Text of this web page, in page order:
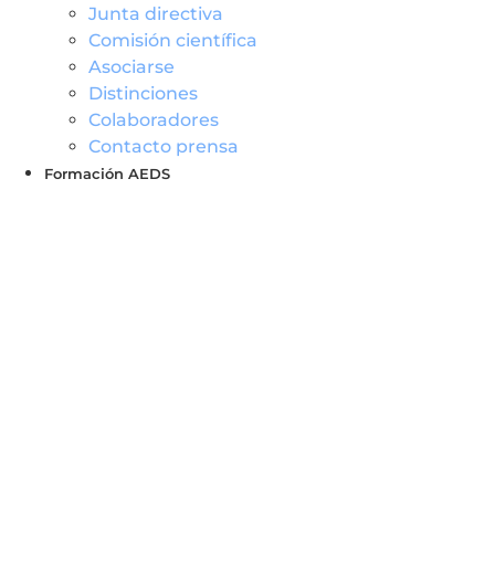
Junta directiva
Comisión científica
Asociarse
Distinciones
Colaboradores
Contacto prensa
Formación AEDS